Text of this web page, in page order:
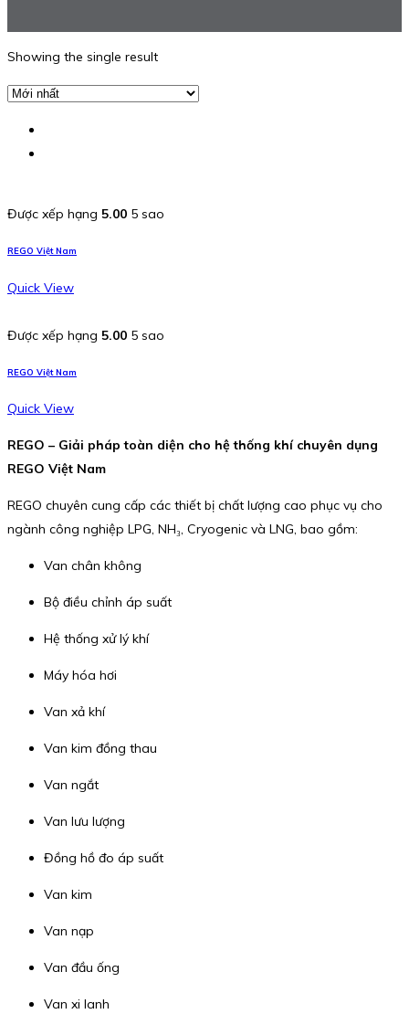
Showing the single result
Được xếp hạng 5.00 5 sao
REGO Việt Nam
Quick View
Được xếp hạng 5.00 5 sao
REGO Việt Nam
Quick View
REGO – Giải pháp toàn diện cho hệ thống khí chuyên dụng
REGO Việt Nam
REGO chuyên cung cấp các thiết bị chất lượng cao phục vụ cho
ngành công nghiệp LPG, NH₃, Cryogenic và LNG, bao gồm:
Van chân không
Bộ điều chỉnh áp suất
Hệ thống xử lý khí
Máy hóa hơi
Van xả khí
Van kim đồng thau
Van ngắt
Van lưu lượng
Đồng hồ đo áp suất
Van kim
Van nạp
Van đầu ống
Van xi lanh